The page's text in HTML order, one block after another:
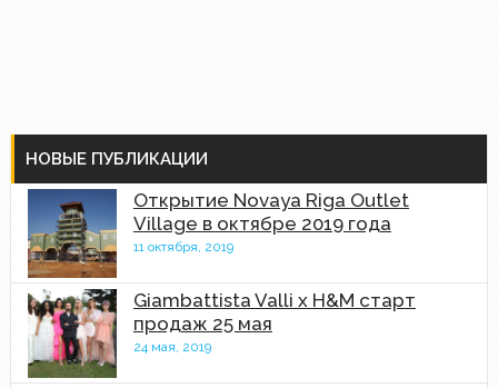
НОВЫЕ ПУБЛИКАЦИИ
Открытие Novaya Riga Outlet
Village в октябре 2019 года
11 октября, 2019
Giambattista Valli x H&M старт
продаж 25 мая
24 мая, 2019